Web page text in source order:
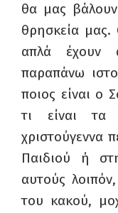
θα μας
θρησκεία μας.
απλά έχουν
παραπάνω
ποιος είναι ο
τι είναι
χριστούγεννα
Παιδιού ή
αυτούς
του κακού,